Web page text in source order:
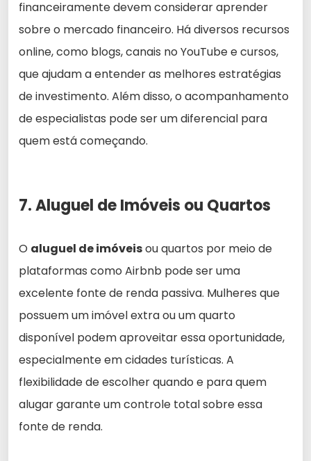
financeiramente devem considerar aprender
sobre o mercado financeiro. Há diversos recursos
online, como blogs, canais no YouTube e cursos,
que ajudam a entender as melhores estratégias
de investimento. Além disso, o acompanhamento
de especialistas pode ser um diferencial para
quem está começando.
7. Aluguel de Imóveis ou Quartos
O aluguel de imóveisou quartos por meio de
plataformas como Airbnb pode ser uma
excelente fonte de renda passiva. Mulheres que
possuem um imóvel extra ou um quarto
disponível podem aproveitar essa oportunidade,
especialmente em cidades turísticas. A
flexibilidade de escolher quando e para quem
alugar garante um controle total sobre essa
fonte de renda.